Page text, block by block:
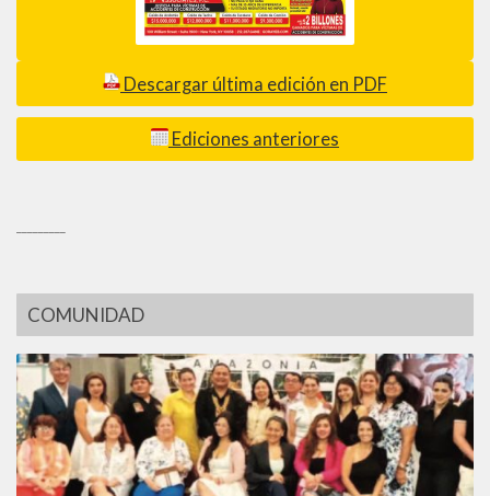
Descargar última edición en PDF
Ediciones anteriores
COMUNIDAD